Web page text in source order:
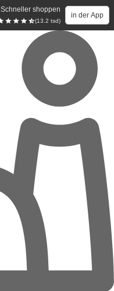
Schneller shoppen
(13.2 tsd)
in der App